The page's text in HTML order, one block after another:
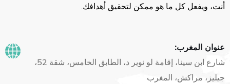
أنت، ويفعل كل ما هو ممكن لتحقيق أهدافك.
عنوان المغرب:
شارع ابن سينا، إقامة لو نوير د، الطابق الخامس، شقة 52،
جيليز، مراكش، المغرب